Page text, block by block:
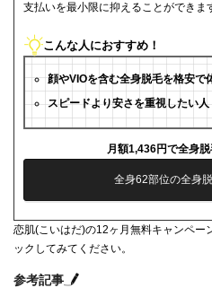
支払いを最小限に抑えることができま
こんな人におすすめ！
顔やVIOを含む全身脱毛を格安で
スピードより安さを重視したい人
月額1,436円で全身脱
全身62部位の全身
恋肌(こいはだ)の12ヶ月無料キャンペー
ックしてみてください。
参考記事